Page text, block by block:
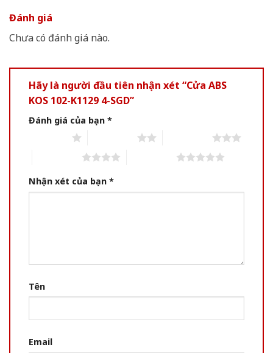
Đánh giá
Chưa có đánh giá nào.
Hãy là người đầu tiên nhận xét “Cửa ABS
KOS 102-K1129 4-SGD”
Đánh giá của bạn *
Nhận xét của bạn *
Tên
Email